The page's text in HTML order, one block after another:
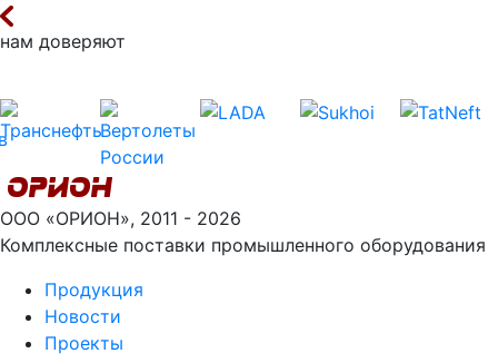
нам доверяют
ООО «ОРИОН», 2011 - 2026
Комплексные поставки промышленного оборудования
Продукция
Новости
Проекты